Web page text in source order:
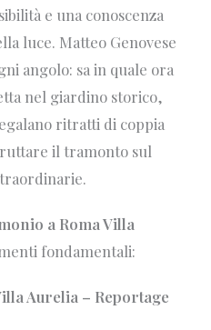
e una conoscenza
luce. Matteo Genovese
angolo: sa in quale ora
nel giardino storico,
ritratti di coppia
il tramonto sul
a Roma Villa
fondamentali:
Aurelia – Reportage